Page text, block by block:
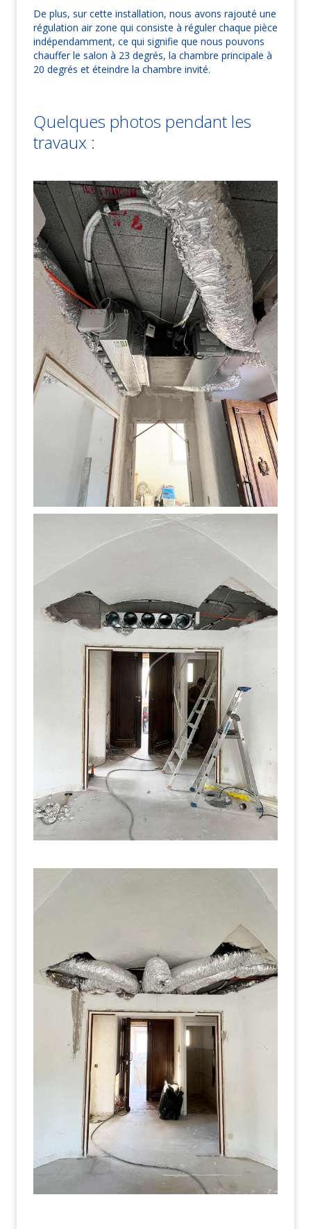
De plus, sur cette installation, nous avons rajouté une
régulation air zone qui consiste à réguler chaque pièce
indépendamment, ce qui signifie que nous pouvons
chauffer le salon à 23 degrés, la chambre principale à
20 degrés et éteindre la chambre invité.
Quelques photos pendant les
travaux :